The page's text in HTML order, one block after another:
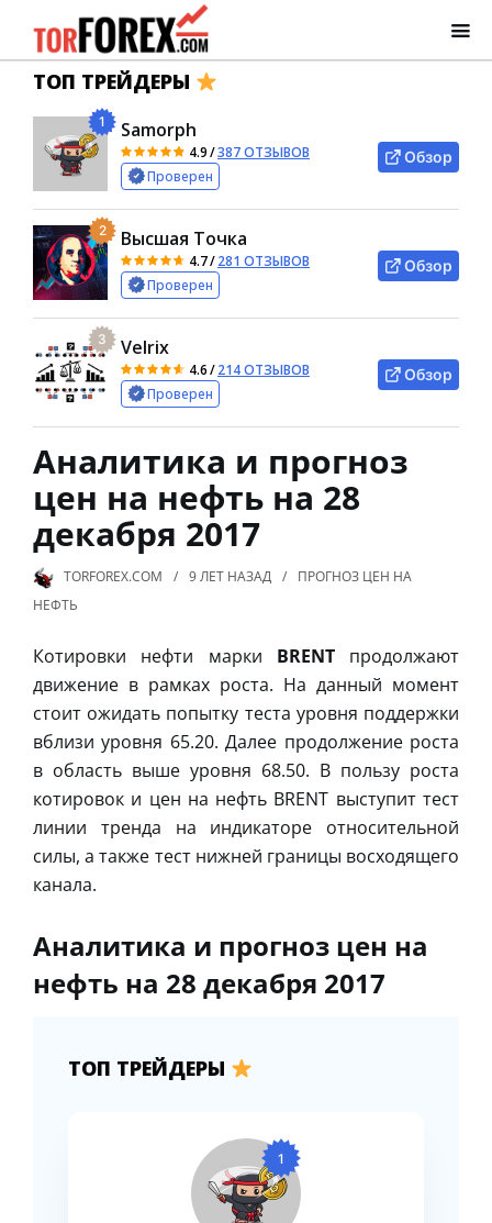
ТОП ТРЕЙДЕРЫ
1 Samorph
4.9/387 ОТЗЫВОВ
Проверен
Обзор
2 Высшая Точка
4.7/281 ОТЗЫВОВ
Проверен
Обзор
3 Velrix
4.6/214 ОТЗЫВОВ
Проверен
Обзор
Аналитика и прогноз
цен на нефть на 28
декабря 2017
TORFOREX.COM 9 ЛЕТ НАЗАД
ПРОГНОЗ ЦЕН НА
НЕФТЬ
Котировки нефти марки BRENTпродолжают
движение в рамках роста. На данный момент
стоит ожидать попытку теста уровня поддержки
вблизи уровня 65.20. Далее продолжение роста
в область выше уровня 68.50. В пользу роста
котировок и цен на нефть BRENT выступит тест
линии тренда на индикаторе относительной
силы, а также тест нижней границы восходящего
канала.
Аналитика и прогноз цен на
нефть на 28 декабря 2017
ТОП ТРЕЙДЕРЫ
1